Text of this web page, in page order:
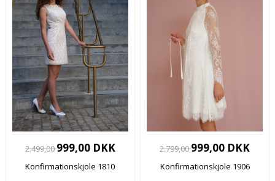
2.499,00999,00 DKK
Konfirmationskjole 1810
2.799,00999,00 DKK
Konfirmationskjole 1906